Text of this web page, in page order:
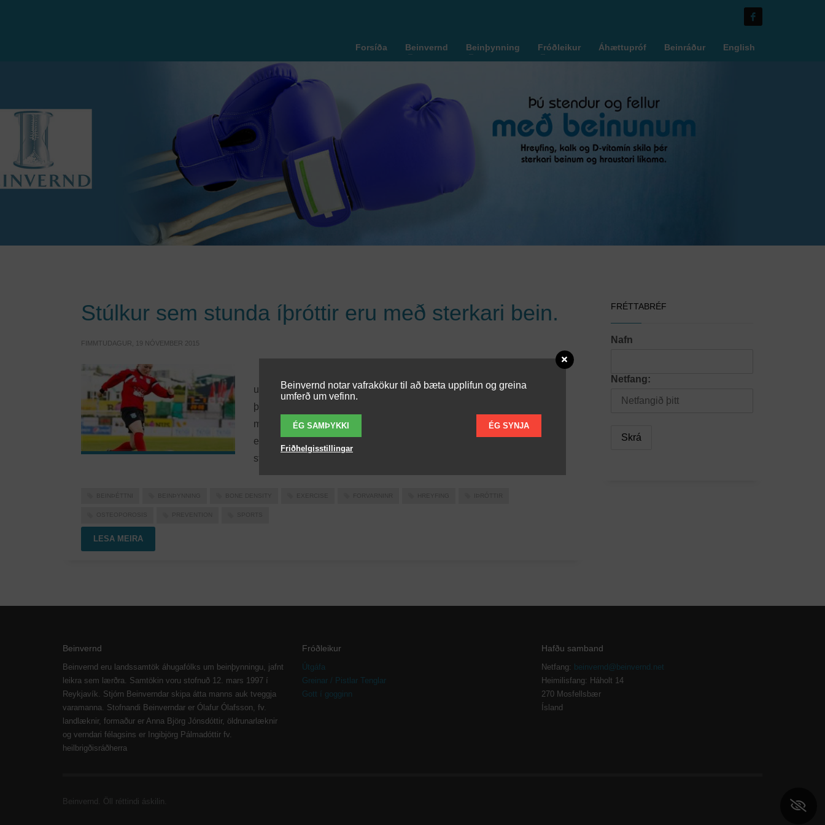
Forsíða Beinvernd Beinþynning Fróðleikur Áhættupróf Beinráður English
Stúlkur sem stunda íþróttir eru með sterkari bein.
FIMMTUDAGUR, 19 NÓVEMBER 2015
ungar að aldri hefur það jákvæð áhrif á styrk beinanna. Sund hefur ekki
þessi sömu áhrif. Þetta kom fram í spænskri rannsókn. Hreyfing er einn
mikilvægasti þátturinn í forvörnum gegn beinþynningu en beinþynning
eykur hættu á ótímabærum beinbrotum. Beinin þynnast og verða
stökkari með aldrinum.
LESA MEIRA
FRÉTTABRÉF
Nafn
Netfang:
Beinvernd
Beinvernd eru landssamtök áhugafólks um beinþynningu, jafnt
leikra sem lærðra. Samtökin voru stofnuð 12. mars 1997 í
Reykjavík. Stjórn Beinverndar skipa átta manns auk tveggja
varamanna. Stofnandi Beinverndar er Ólafur Ólafsson, fv.
landlæknir, formaður er Anna Björg Jónsdóttir, öldrunarlæknir
og verndari félagsins er Ingibjörg Pálmadóttir fv.
heilbrigðisráðherra
Fróðleikur
Útgáfa
Greinar / Pistlar Tenglar
Gott í gogginn
Hafðu samband
Netfang: beinvernd@beinvernd.net
Heimilisfang: Háholt 14
270 Mosfellsbær
Ísland
Beinvernd. Öll réttindi áskilin.
Beinvernd notar vafrakökur til að bæta upplifun og greina
umferð um vefinn.
ÉG SAMÞYKKI ÉG SYNJA
Friðhelgisstillingar